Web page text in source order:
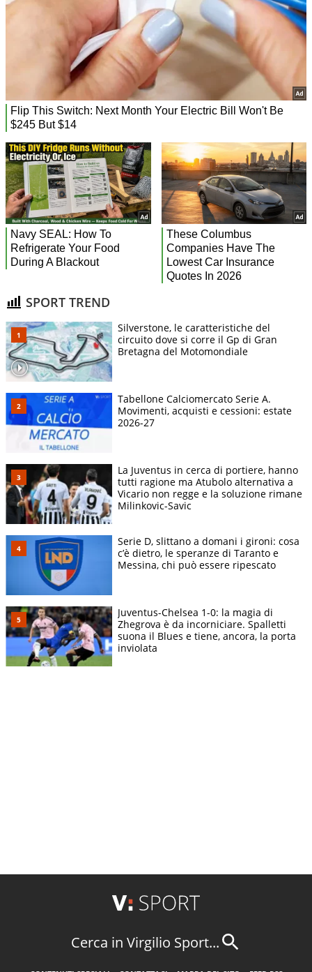
SPORT TREND
Silverstone, le caratteristiche del
circuito dove si corre il Gp di Gran
Bretagna del Motomondiale
Tabellone Calciomercato Serie A.
Movimenti, acquisti e cessioni: estate
2026-27
La Juventus in cerca di portiere, hanno
tutti ragione ma Atubolo alternativa a
Vicario non regge e la soluzione rimane
Milinkovic-Savic
Serie D, slittano a domani i gironi: cosa
c’è dietro, le speranze di Taranto e
Messina, chi può essere ripescato
Juventus-Chelsea 1-0: la magia di
Zhegrova è da incorniciare. Spalletti
suona il Blues e tiene, ancora, la porta
inviolata
Cerca in Virgilio Sport...